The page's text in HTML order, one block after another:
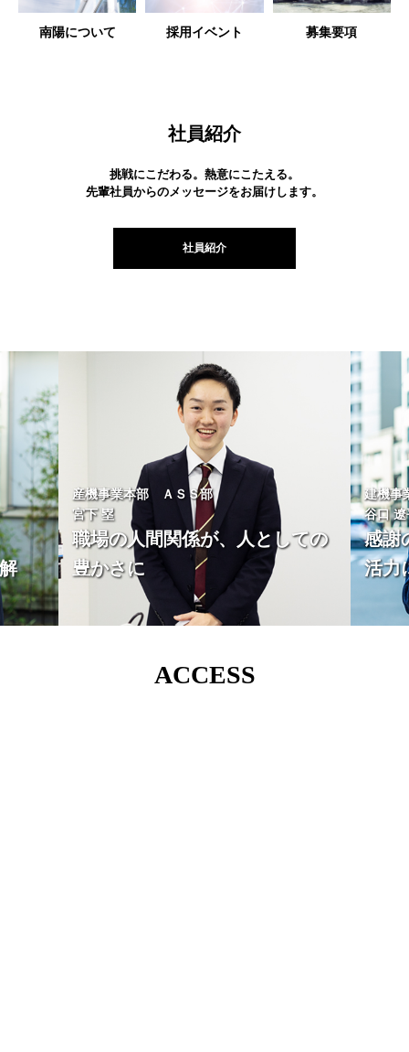
南陽について 採用イベント 募集要項
社員紹介
挑戦にこだわる。熱意にこたえる。
先輩社員からのメッセージをお届けします。
社員紹介
産機事業本部 ＡＳＳ部
宮下 塁
職場の人間関係が、人としての
豊かさに
建機事
谷口 遼
感謝
活力
ACCESS